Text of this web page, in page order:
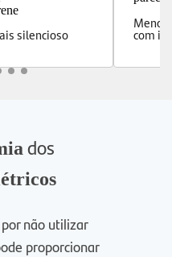
silencioso
Menor
com
dos
não utilizar
proporcionar